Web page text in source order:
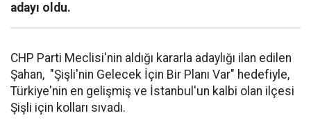
adayı oldu.
CHP Parti Meclisi'nin aldığı kararla adaylığı ilan edilen
Şahan, "Şişli'nin Gelecek İçin Bir Planı Var" hedefiyle,
Türkiye'nin en gelişmiş ve İstanbul'un kalbi olan ilçesi
Şişli için kolları sıvadı.